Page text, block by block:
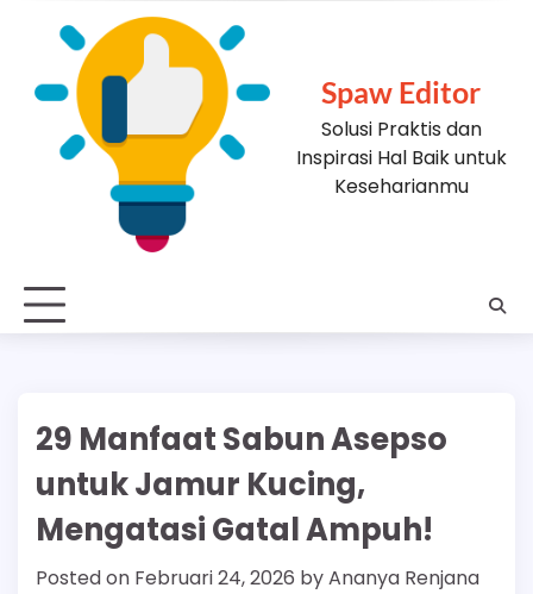
Spaw Editor
Solusi Praktis dan
Inspirasi Hal Baik untuk
Keseharianmu
29 Manfaat Sabun Asepso
untuk Jamur Kucing,
Mengatasi Gatal Ampuh!
Posted on Februari 24, 2026 byAnanya Renjana